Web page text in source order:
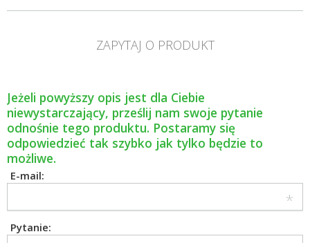
ZAPYTAJ O PRODUKT
Jeżeli powyższy opis jest dla Ciebie
niewystarczający, prześlij nam swoje pytanie
odnośnie tego produktu. Postaramy się
odpowiedzieć tak szybko jak tylko będzie to
możliwe.
E-mail:
Pytanie: